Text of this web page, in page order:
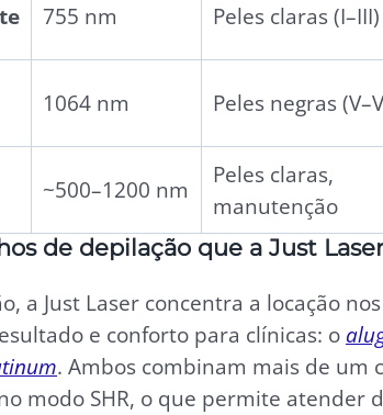
755 nm Peles claras (I–III)
1064 nm Peles negras
~500–1200 nm
Peles claras,
manutenção
de depilação que a Just
a Just Laser concentra a locação
e conforto para clínicas: o
. Ambos combinam mais de
modo SHR, o que permite atender